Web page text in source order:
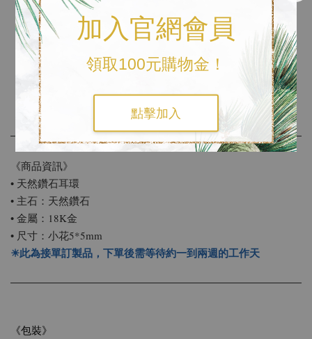
加入官網會員
領取100元購物金！
點擊加入
有熾烈的愛與堅不可摧的意思
不畏鋼擊
《商品資訊》
• 天然鑽石耳環
• 主石：天然鑽石
• 金屬：18K金
• 尺寸：小花5*5mm
☀此為接單訂製品，下單後需等待約一到兩週的工作天
《包裝》